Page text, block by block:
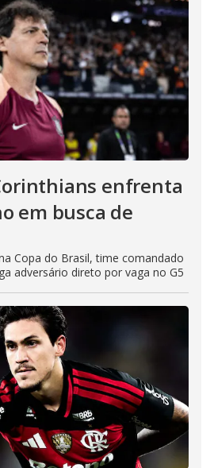
enfrenta
em busca de
Copa do Brasil, time comandado
adversário direto por vaga no G5